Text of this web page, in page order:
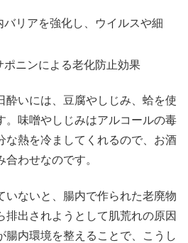
バリアを強化し、ウイルスや細
ポニンによる老化防止効果
酔いには、豆腐やしじみ、蛤を使
。味噌やしじみはアルコールの毒
な熱を冷ましてくれるので、お酒
わせなのです。
いないと、腸内で作られた老廃物
排出されようとして肌荒れの原因
腸内環境を整えることで、こうし